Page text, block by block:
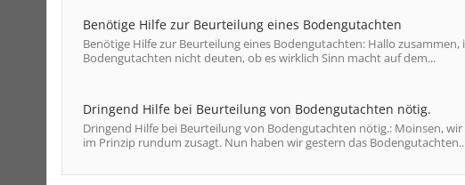
Benötige Hilfe zur Beurteilung eines Bodengutachten
Benötige Hilfe zur Beurteilung eines Bodengutachten: Hallo
Bodengutachten nicht deuten, ob es wirklich Sinn macht auf dem...
Dringend Hilfe bei Beurteilung von Bodengutachten nötig.
Dringend Hilfe bei Beurteilung von Bodengutachten nötig.: Moinsen,
im Prinzip rundum zusagt. Nun haben wir gestern das